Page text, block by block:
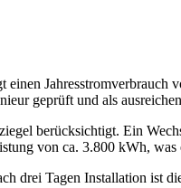
einen
geprüft und als
berücksichtigt. Ein
von ca. 3.800 kWh,
drei Tagen Installation ist